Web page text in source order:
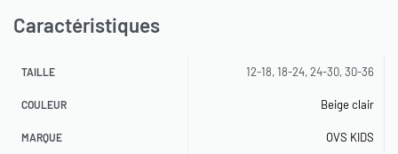
Caractéristiques
TAILLE 12-18, 18-24, 24-30, 30-36
COULEUR Beige clair
MARQUE OVS KIDS